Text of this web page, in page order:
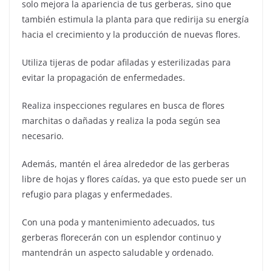
solo mejora la apariencia de tus gerberas, sino que
también estimula la planta para que redirija su energía
hacia el crecimiento y la producción de nuevas flores.
Utiliza tijeras de podar afiladas y esterilizadas para
evitar la propagación de enfermedades.
Realiza inspecciones regulares en busca de flores
marchitas o dañadas y realiza la poda según sea
necesario.
Además, mantén el área alrededor de las gerberas
libre de hojas y flores caídas, ya que esto puede ser un
refugio para plagas y enfermedades.
Con una poda y mantenimiento adecuados, tus
gerberas florecerán con un esplendor continuo y
mantendrán un aspecto saludable y ordenado.